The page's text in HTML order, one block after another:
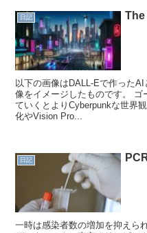
日記
以下の画像はDALL-Eで作った
像をイメージしたものです。 ゴ
ていくとよりCyberpunkな世界
化やVision Pro...
日記
一時は感染者数の増加を抑えら